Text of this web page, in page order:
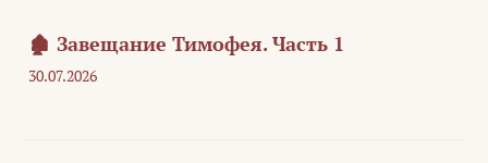
🏚️ Завещание Тимофея. Часть 1
30.07.2026